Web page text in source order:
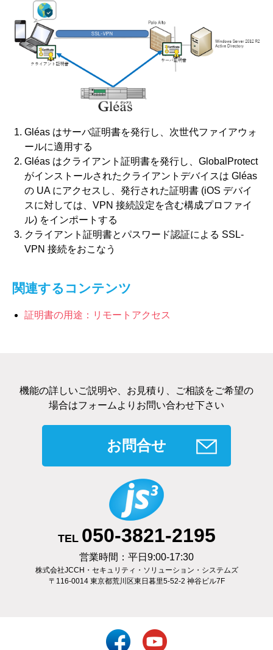
Gléas はサーバ証明書を発行し、次世代ファイアウォ
ールに適用する
Gléas はクライアント証明書を発行し、GlobalProtect
がインストールされたクライアントデバイスは Gléas
の UA にアクセスし、発行された証明書 (iOS デバイ
スに対しては、VPN 接続設定を含む構成プロファイ
ル) をインポートする
クライアント証明書とパスワード認証による SSL-
VPN 接続をおこなう
関連するコンテンツ
証明書の用途：リモートアクセス
機能の詳しいご説明や、お見積り、ご相談をご希望の
場合はフォームよりお問い合わせ下さい
お問合せ
TEL 050-3821-2195
営業時間：平日9:00-17:30
株式会社JCCH・セキュリティ・ソリューション・システムズ
〒116-0014 東京都荒川区東日暮里5-52-2 神谷ビル7F